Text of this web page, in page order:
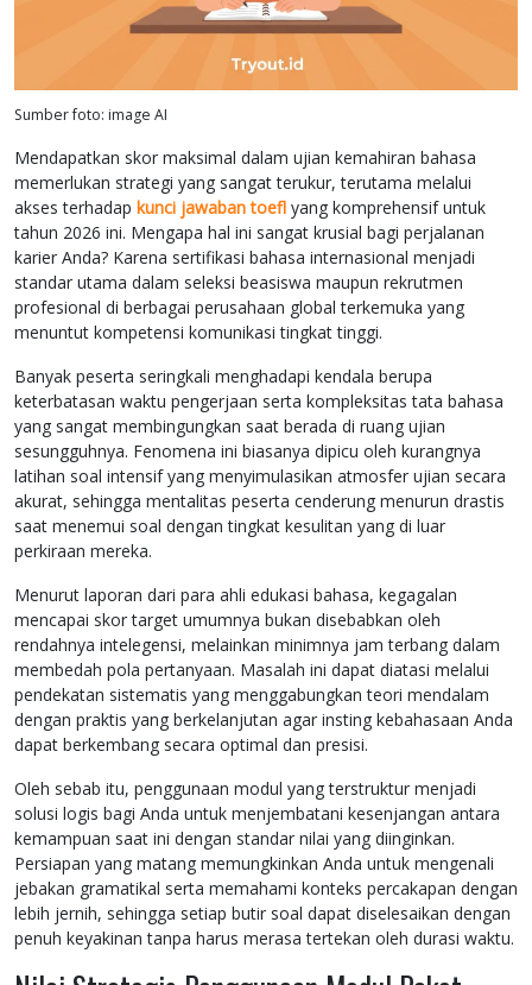
Sumber foto: image AI
Mendapatkan skor maksimal dalam ujian kemahiran bahasa
memerlukan strategi yang sangat terukur, terutama melalui
akses terhadap kunci jawaban toefl yang komprehensif untuk
tahun 2026 ini. Mengapa hal ini sangat krusial bagi perjalanan
karier Anda? Karena sertifikasi bahasa internasional menjadi
standar utama dalam seleksi beasiswa maupun rekrutmen
profesional di berbagai perusahaan global terkemuka yang
menuntut kompetensi komunikasi tingkat tinggi.
Banyak peserta seringkali menghadapi kendala berupa
keterbatasan waktu pengerjaan serta kompleksitas tata bahasa
yang sangat membingungkan saat berada di ruang ujian
sesungguhnya. Fenomena ini biasanya dipicu oleh kurangnya
latihan soal intensif yang menyimulasikan atmosfer ujian secara
akurat, sehingga mentalitas peserta cenderung menurun drastis
saat menemui soal dengan tingkat kesulitan yang di luar
perkiraan mereka.
Menurut laporan dari para ahli edukasi bahasa, kegagalan
mencapai skor target umumnya bukan disebabkan oleh
rendahnya intelegensi, melainkan minimnya jam terbang dalam
membedah pola pertanyaan. Masalah ini dapat diatasi melalui
pendekatan sistematis yang menggabungkan teori mendalam
dengan praktis yang berkelanjutan agar insting kebahasaan Anda
dapat berkembang secara optimal dan presisi.
Oleh sebab itu, penggunaan modul yang terstruktur menjadi
solusi logis bagi Anda untuk menjembatani kesenjangan antara
kemampuan saat ini dengan standar nilai yang diinginkan.
Persiapan yang matang memungkinkan Anda untuk mengenali
jebakan gramatikal serta memahami konteks percakapan dengan
lebih jernih, sehingga setiap butir soal dapat diselesaikan dengan
penuh keyakinan tanpa harus merasa tertekan oleh durasi waktu.